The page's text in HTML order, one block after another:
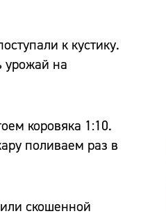
к кустику.
урожай на
коровяка 1:10.
поливаем раз в
скошенной